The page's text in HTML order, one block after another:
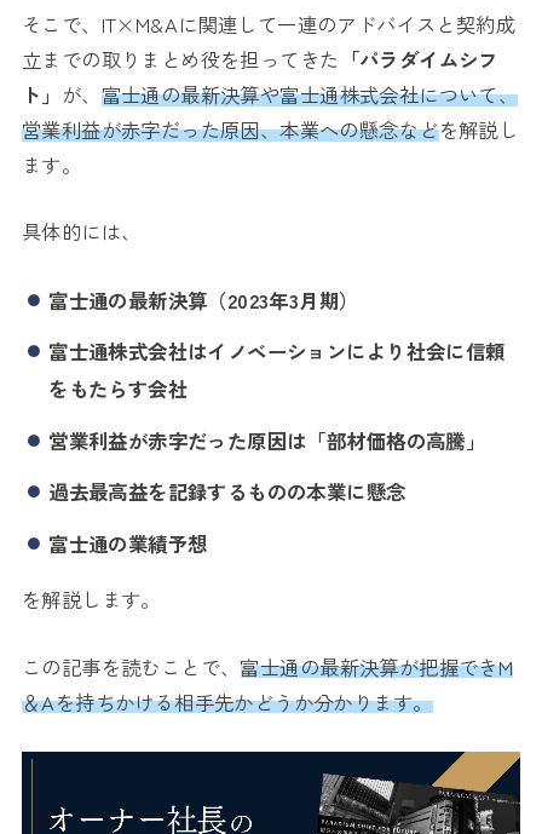
そこで、 IT×M&Aに関連して一連のアドバイスと契約成
立までの取りまとめ役を担ってきた 「パラダイムシフ
ト」 が、 富士通の最新決算や富士通株式会社について、
営業利益が赤字だった原因、本業への懸念などを解説し
ます。
具体的には、
富士通の最新決算（2023年3月期）
富士通株式会社はイノベーションにより社会に信頼
をもたらす会社
営業利益が赤字だった原因は「部材価格の高騰」
過去最高益を記録するものの本業に懸念
富士通の業績予想
を解説します。
この記事を読むことで、 富士通の最新決算が把握できM
＆Aを持ちかける相手先かどうか分かります。